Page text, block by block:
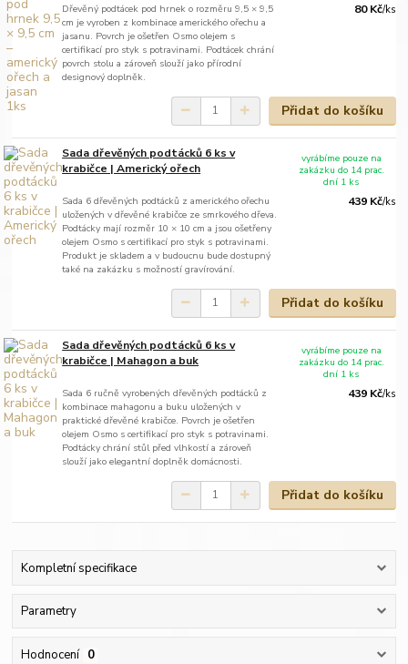
Dřevěný podtácek pod hrnek o rozměru 9,5 × 9,5
cm je vyroben z kombinace amerického ořechu a
jasanu. Povrch je ošetřen Osmo olejem s
certifikací pro styk s potravinami. Podtácek chrání
povrch stolu a zároveň slouží jako přírodní
designový doplněk.
80 Kč/ks
Přidat do košíku
Sada dřevěných podtácků 6 ks v
krabičce | Americký ořech
Sada 6 dřevěných podtácků z amerického ořechu
uložených v dřevěné krabičce ze smrkového dřeva.
Podtácky mají rozměr 10 × 10 cm a jsou ošetřeny
olejem Osmo s certifikací pro styk s potravinami.
Produkt je skladem a v budoucnu bude dostupný
také na zakázku s možností gravírování.
439 Kč/ks
vyrábíme pouze na
zakázku do 14 prac.
dní 1 ks
Přidat do košíku
Sada dřevěných podtácků 6 ks v
krabičce | Mahagon a buk
Sada 6 ručně vyrobených dřevěných podtácků z
kombinace mahagonu a buku uložených v
praktické dřevěné krabičce. Povrch je ošetřen
olejem Osmo s certifikací pro styk s potravinami.
Podtácky chrání stůl před vlhkostí a zároveň
slouží jako elegantní doplněk domácnosti.
439 Kč/ks
vyrábíme pouze na
zakázku do 14 prac.
dní 1 ks
Přidat do košíku
Kompletní specifikace
Parametry
Hodnocení 0